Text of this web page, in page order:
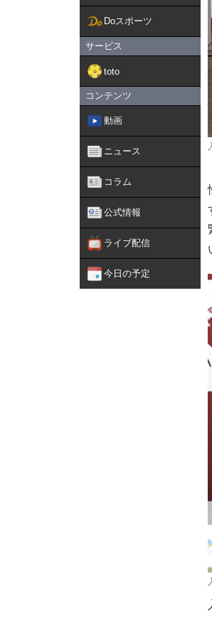
Doスポーツ
サービス
toto
コンテンツ
動画
ニュース
コラム
公式情報
ライブ配信
今日の予定